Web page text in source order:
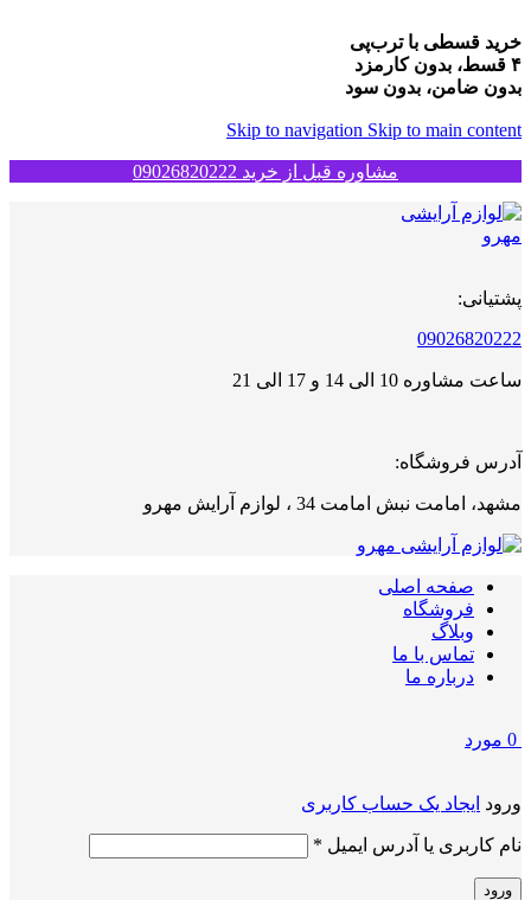
خرید قسطی با ترب‌پی
۴ قسط، بدون کارمزد
بدون ضامن، بدون سود
Skip to navigation Skip to main content
مشاوره قبل از خرید 09026820222
پشتیانی:
09026820222
ساعت مشاوره 10 الی 14 و 17 الی 21
آدرس فروشگاه:
مشهد، امامت نبش امامت 34 ، لوازم آرایش مهرو
صفحه اصلی
فروشگاه
وبلاگ
تماس با ما
درباره ما
0 مورد
ورود ایجاد یک حساب کاربری
نام کاربری یا آدرس ایمیل *
ورود